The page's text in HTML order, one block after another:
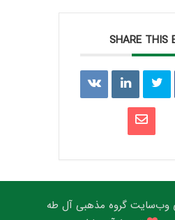
SHARE THIS
وب‌سایت گروه مذهبی آل طه